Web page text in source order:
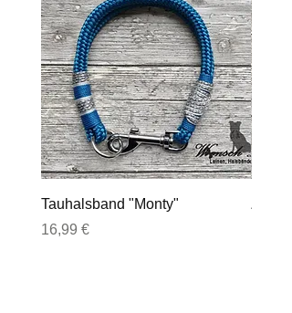
jeder vorhandenen Hülle befestigt werden.
Tauhalsband "Monty"
Preis
16,99 €